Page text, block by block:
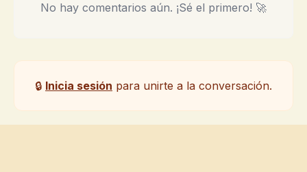
No hay comentarios aún. ¡Sé el primero! 🚀
🔒 Inicia sesión para unirte a la conversación.